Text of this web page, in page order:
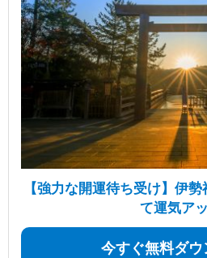
【強力な開運待ち受け】伊
て運気ア
今すぐ無料ダウ